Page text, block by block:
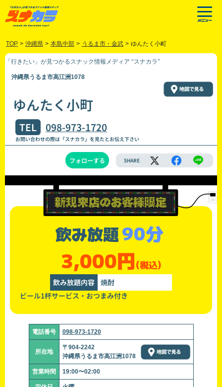
TOP > 沖縄県 > 本島中部 > うるま市・金武 > ゆんたく小町
「行きたい」が見つかるスナック情報メディア “スナカラ”
沖縄県うるま市高江洲1078
ゆんたく小町
TEL 098-973-1720
お問い合わせの際は「スナカラ」を見たとお伝え下さい
フォローする SHARE
飲み放題90分
3,000円(税込)
飲み放題内容 焼酎
ビール1杯サービス・おつまみ付き
電話番号 098-973-1720
所在地
〒904-2242
沖縄県うるま市高江洲1078
営業時間 19:00〜02:00